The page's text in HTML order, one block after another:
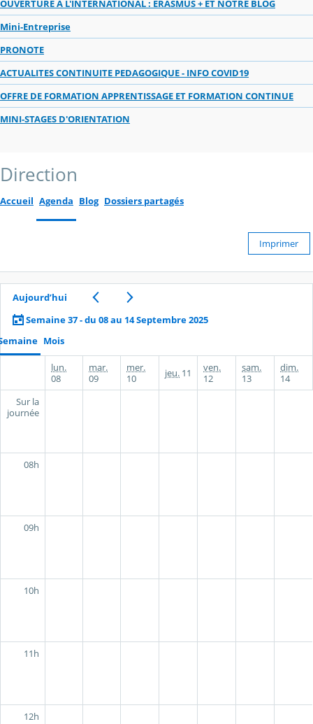
OUVERTURE A L'INTERNATIONAL : ERASMUS + ET NOTRE BLOG
Mini-Entreprise
PRONOTE
ACTUALITES CONTINUITE PEDAGOGIQUE - INFO COVID19
OFFRE DE FORMATION APPRENTISSAGE ET FORMATION CONTINUE
MINI-STAGES D'ORIENTATION
Direction
Accueil Agenda Blog Dossiers partagés
Imprimer
Aujourd’hui
Semaine 37 - du 08 au 14 Septembre 2025
Mois
lun.
08
mar.
09
mer.
10
jeu. 11
ven.
12
sam.
13
dim.
14
Sur la
journée
08h
09h
10h
11h
12h